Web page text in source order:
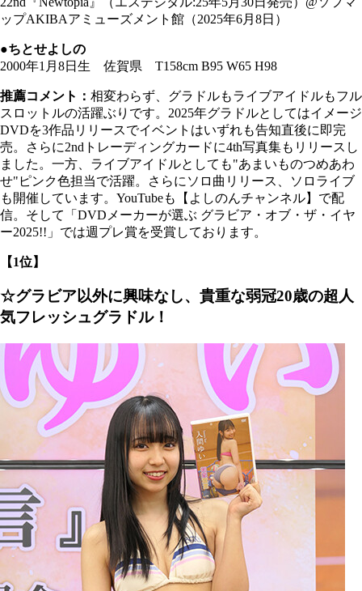
ップAKIBAアミューズメント館（2025年6月8日）
●ちとせよしの
2000年1月8日生 佐賀県 T158cm B95 W65 H98
推薦コメント： 相変わらず、グラドルもライブアイドルもフル
スロットルの活躍ぶりです。2025年グラドルとしてはイメージ
DVDを3作品リリースでイベントはいずれも告知直後に即完
売。さらに2ndトレーディングカードに4th写真集もリリースし
ました。一方、ライブアイドルとしても"あまいものつめあわ
せ"ピンク色担当で活躍。さらにソロ曲リリース、ソロライブ
も開催しています。YouTubeも【よしのんチャンネル】で配
信。そして「DVDメーカーが選ぶ グラビア・オブ・ザ・イヤ
ー2025!!」では週プレ賞を受賞しております。
【1位】
☆グラビア以外に興味なし、貴重な弱冠20歳の超人
気フレッシュグラドル！